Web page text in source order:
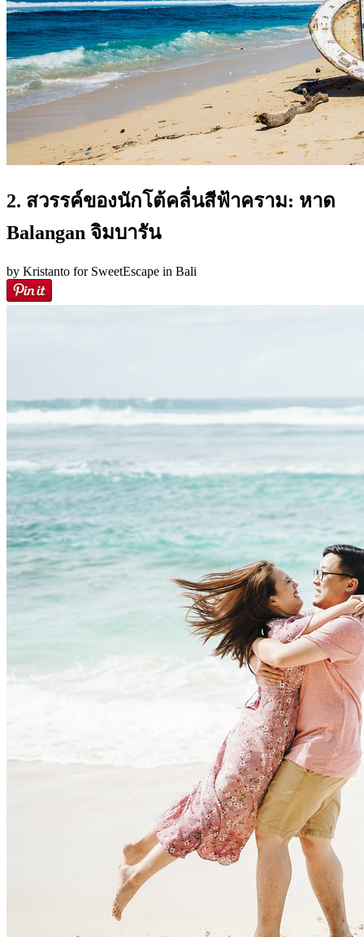
2. สวรรค์ของนักโต้คลื่นสีฟ้าคราม: หาด
Balangan จิมบารัน
by Kristanto for SweetEscape in Bali